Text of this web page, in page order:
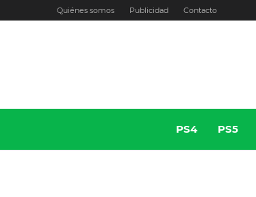
Quiénes somos Publicidad Contacto
PS4 PS5